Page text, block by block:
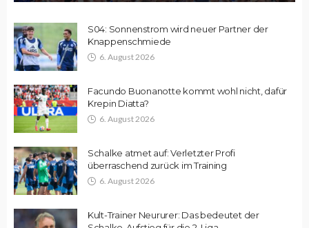
S04: Sonnenstrom wird neuer Partner der
Knappenschmiede
6. August 2026
Facundo Buonanotte kommt wohl nicht, dafür
Krepin Diatta?
6. August 2026
Schalke atmet auf: Verletzter Profi
überraschend zurück im Training
6. August 2026
Kult-Trainer Neururer: Das bedeutet der